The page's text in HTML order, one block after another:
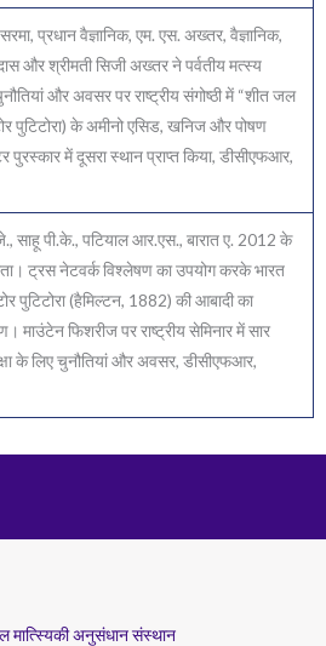
प्रधान वैज्ञानिक, एम. एस. अख्तर, वैज्ञानिक,
और श्रीमती सिजी अख्तर ने पर्वतीय मत्स्य
और अवसर पर राष्ट्रीय संगोष्ठी में “शीत जल
पुटिटोरा) के अमीनो एसिड, खनिज और पोषण
पुरस्कार में दूसरा स्थान प्राप्त किया, डीसीएफआर,
साहू पी.के., पटियाल आर.एस., बारात ए. 2012 के
ट्रस नेटवर्क विश्लेषण का उपयोग करके भारत
पुटिटोरा (हैमिल्टन, 1882) की आबादी का
माउंटेन फिशरीज पर राष्ट्रीय सेमिनार में सार
के लिए चुनौतियां और अवसर, डीसीएफआर,
अनुसंधान संस्थान